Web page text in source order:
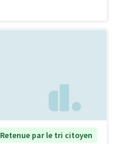
Retenue par le tri citoyen